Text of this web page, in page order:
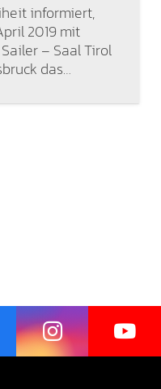
informiert,
2019 mit
– Saal Tirol
das…